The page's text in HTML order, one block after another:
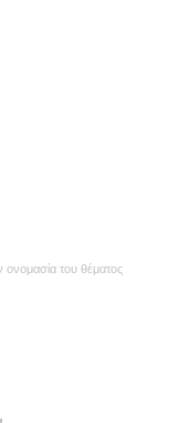
ονομασία του θέματος